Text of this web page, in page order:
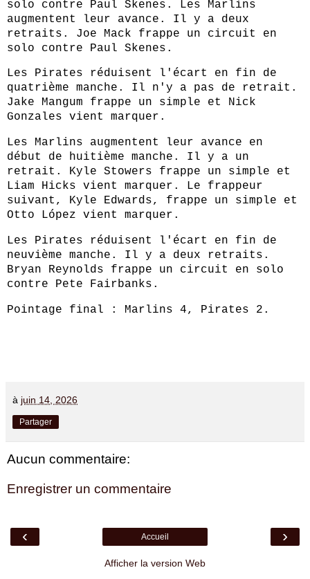
solo contre Paul Skenes. Les Marlins
augmentent leur avance. Il y a deux
retraits. Joe Mack frappe un circuit en
solo contre Paul Skenes.
Les Pirates réduisent l'écart en fin de
quatrième manche. Il n'y a pas de retrait.
Jake Mangum frappe un simple et Nick
Gonzales vient marquer.
Les Marlins augmentent leur avance en
début de huitième manche. Il y a un
retrait. Kyle Stowers frappe un simple et
Liam Hicks vient marquer. Le frappeur
suivant, Kyle Edwards, frappe un simple et
Otto López vient marquer.
Les Pirates réduisent l'écart en fin de
neuvième manche. Il y a deux retraits.
Bryan Reynolds frappe un circuit en solo
contre Pete Fairbanks.
Pointage final : Marlins 4, Pirates 2.
à juin 14, 2026
Partager
Aucun commentaire:
Enregistrer un commentaire
‹ ›
Accueil
Afficher la version Web